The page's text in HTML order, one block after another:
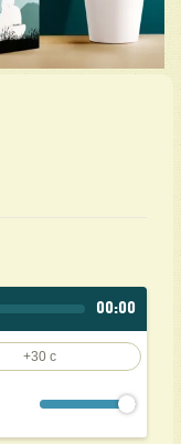
00:00
+30 c